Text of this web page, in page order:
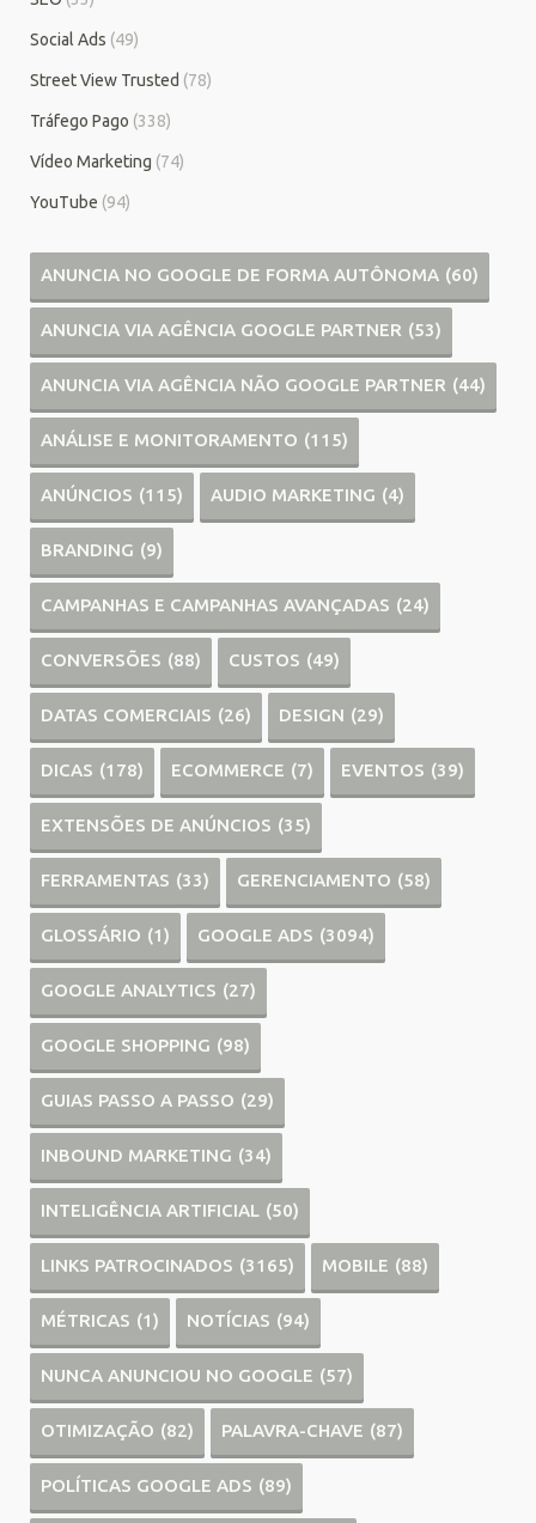
Social Ads (49)
Street View Trusted (78)
Tráfego Pago (338)
Vídeo Marketing (74)
YouTube (94)
ANUNCIA NO GOOGLE DE FORMA AUTÔNOMA (60)
ANUNCIA VIA AGÊNCIA GOOGLE PARTNER (53)
ANUNCIA VIA AGÊNCIA NÃO GOOGLE PARTNER (44)
ANÁLISE E MONITORAMENTO (115)
ANÚNCIOS (115) AUDIO MARKETING (4)
BRANDING (9)
CAMPANHAS E CAMPANHAS AVANÇADAS (24)
CONVERSÕES (88) CUSTOS (49)
DATAS COMERCIAIS (26) DESIGN (29)
DICAS (178) ECOMMERCE (7) EVENTOS (39)
EXTENSÕES DE ANÚNCIOS (35)
FERRAMENTAS (33) GERENCIAMENTO (58)
GLOSSÁRIO (1) GOOGLE ADS (3094)
GOOGLE ANALYTICS (27)
GOOGLE SHOPPING (98)
GUIAS PASSO A PASSO (29)
INBOUND MARKETING (34)
INTELIGÊNCIA ARTIFICIAL (50)
LINKS PATROCINADOS (3165) MOBILE (88)
MÉTRICAS (1) NOTÍCIAS (94)
NUNCA ANUNCIOU NO GOOGLE (57)
OTIMIZAÇÃO (82) PALAVRA-CHAVE (87)
POLÍTICAS GOOGLE ADS (89)